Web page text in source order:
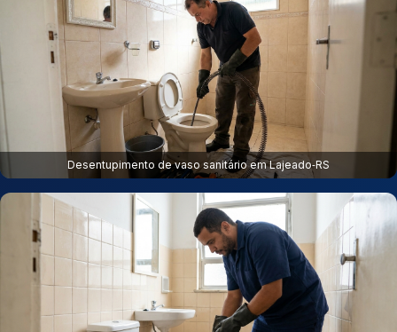
Desentupimento de vaso sanitário em Lajeado‑RS